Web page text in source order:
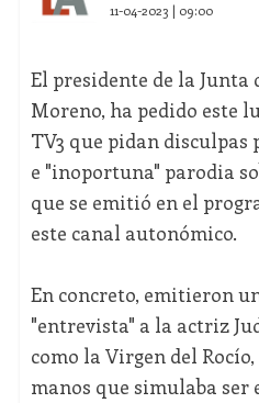
11-04-2023 | 09:00
El presidente de la Junta
Moreno, ha pedido este
TV3 que pidan
e "inoportuna" parodia
que se emitió en el
este canal autonómico.
En concreto, emitieron
"entrevista" a la actriz
como la Virgen del
manos que simulaba ser